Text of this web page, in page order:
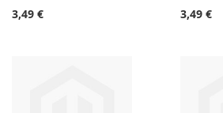
3,49 €
3,49 €